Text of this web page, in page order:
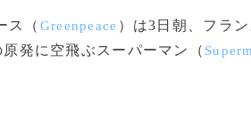
ス（ Greenpeace ）は3日朝、フラ
発に空飛ぶスーパーマン（